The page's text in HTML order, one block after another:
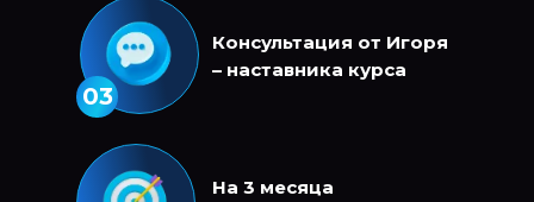
На 3 месяца
Консультация от Игоря
– наставника курса
03